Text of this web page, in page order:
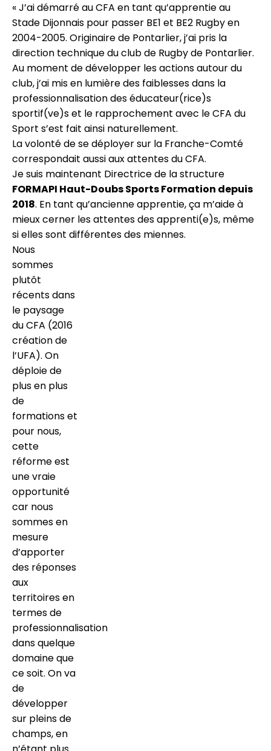
« J’ai démarré au CFA en tant qu’apprentie au
Stade Dijonnais pour passer BE1 et BE2 Rugby en
2004-2005. Originaire de Pontarlier, j’ai pris la
direction technique du club de Rugby de Pontarlier.
Au moment de développer les actions autour du
club, j’ai mis en lumière des faiblesses dans la
professionnalisation des éducateur(rice)s
sportif(ve)s et le rapprochement avec le CFA du
Sport s’est fait ainsi naturellement.
La volonté de se déployer sur la Franche-Comté
correspondait aussi aux attentes du CFA.
Je suis maintenant Directrice de la structure
FORMAPI Haut-Doubs Sports Formation depuis
2018. En tant qu’ancienne apprentie, ça m’aide à
mieux cerner les attentes des apprenti(e)s, même
si elles sont différentes des miennes.
Nous
sommes
plutôt
récents dans
le paysage
du CFA (2016
création de
l’UFA). On
déploie de
plus en plus
de
formations et
pour nous,
cette
réforme est
une vraie
opportunité
car nous
sommes en
mesure
d’apporter
des réponses
aux
territoires en
termes de
professionnalisation
dans quelque
domaine que
ce soit. On va
de
développer
sur pleins de
champs, en